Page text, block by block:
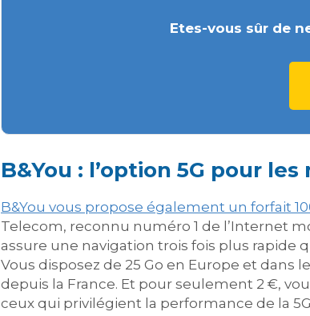
Etes-vous sûr de
B&You : l’option 5G pour
B&You vous propose également un forfait
Telecom, reconnu numéro 1 de l’Internet
assure une navigation trois fois plus rapide
Vous disposez de 25 Go en Europe et dans
depuis la France. Et pour seulement 2 €,
ceux qui privilégient la performance de la